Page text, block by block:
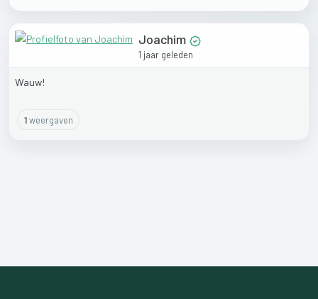
Joachim
1 jaar geleden
Wauw!
1weergaven